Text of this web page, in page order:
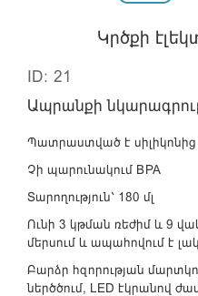
Կրծքի
ID: 21
Ապրանքի
Պատրաստված է սիլիկոնից
Չի պարունակում BPA
Տարողություն՝ 180 մլ
Ունի 3 կթման ռեժիմ և 9
մերսում և ապահովում է
Բարձր հզորության
ներծծում, LED էկրանով